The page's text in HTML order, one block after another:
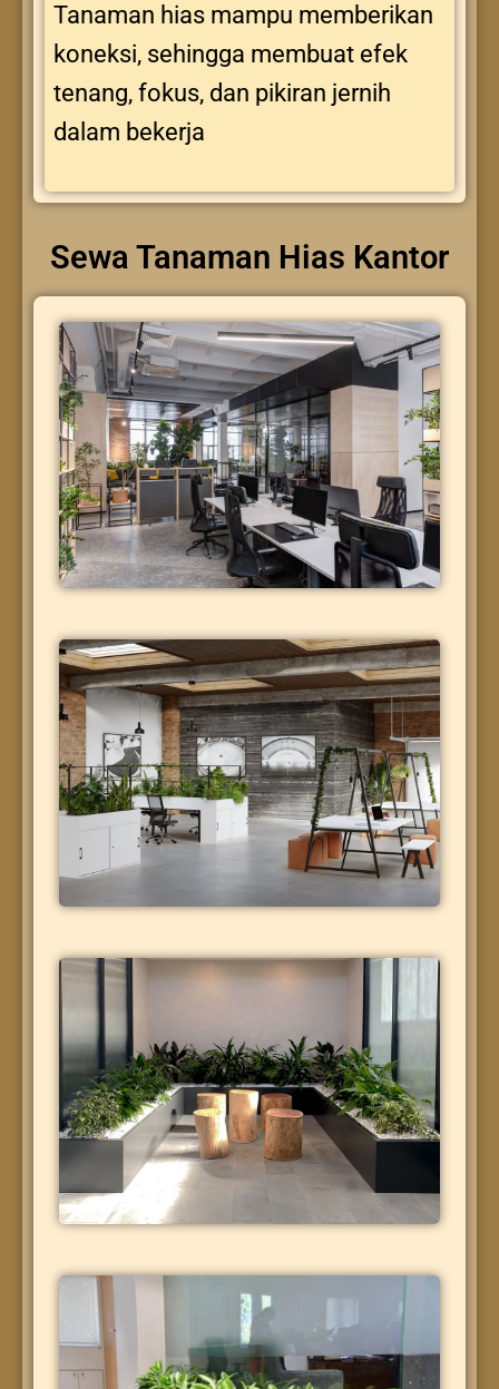
Tanaman hias mampu memberikan
koneksi, sehingga membuat efek
tenang, fokus, dan pikiran jernih
dalam bekerja
Sewa Tanaman Hias Kantor